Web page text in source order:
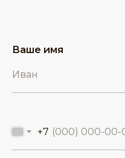
Ваше имя
+7